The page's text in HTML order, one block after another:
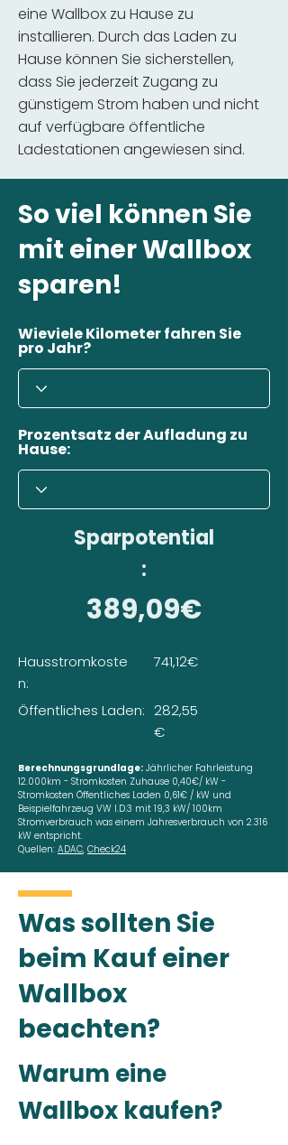
eine Wallbox zu Hause zu
installieren. Durch das Laden zu
Hause können Sie sicherstellen,
dass Sie jederzeit Zugang zu
günstigem Strom haben und nicht
auf verfügbare öffentliche
Ladestationen angewiesen sind.
So viel können Sie
mit einer Wallbox
sparen!
Wieviele Kilometer fahren Sie
pro Jahr?
Prozentsatz der Aufladung zu
Hause:
Sparpotential
:
389,09€
Hausstromkoste
n:
Öffentliches Laden:
741,12€
282,55
€
Berechnungsgrundlage: Jährlicher Fahrleistung
12.000km - Stromkosten Zuhause 0,40€/ kW -
Stromkosten Öffentliches Laden 0,61€ / kW und
Beispielfahrzeug VW I.D.3 mit 19,3 kW/ 100km
Stromverbrauch was einem Jahresverbrauch von 2.316
kW entspricht.
Quellen: ADAC, Check24
Was sollten Sie
beim Kauf einer
Wallbox
beachten?
Warum eine
Wallbox kaufen?